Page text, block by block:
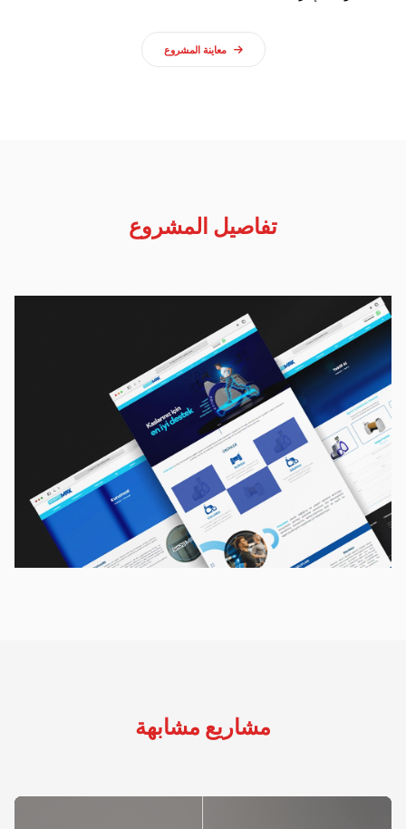
معاينة المشروع
تفاصيل المشروع
مشاريع مشابهة